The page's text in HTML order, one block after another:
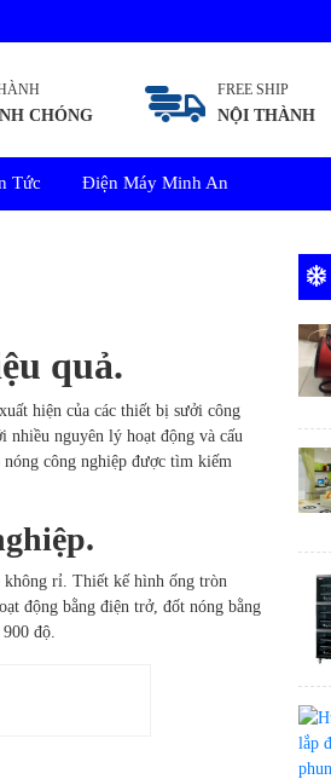
CHÓNG
FREE SHIP
NỘI THÀNH
Tức Điện Máy Minh An
quả.
hiện của các thiết bị sưởi công
nhiều nguyên lý hoạt động và cấu
công nghiệp được tìm kiếm
không rỉ. Thiết kế hình ống tròn
động bằng điện trở, đốt nóng bằng
độ.